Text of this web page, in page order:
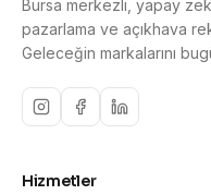
Bursa merkezli, yapay
pazarlama ve açıkhava
Geleceğin markalarını
Hizmetler